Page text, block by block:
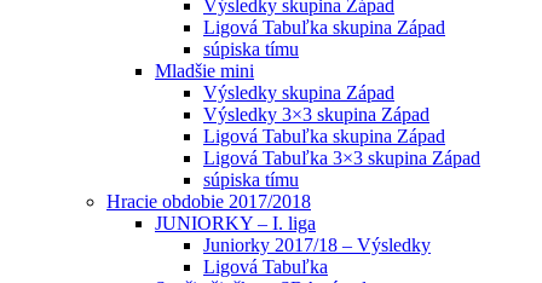
Výsledky skupina Západ
Ligová Tabuľka skupina Západ
súpiska tímu
Mladšie mini
Výsledky skupina Západ
Výsledky 3×3 skupina Západ
Ligová Tabuľka skupina Západ
Ligová Tabuľka 3×3 skupina Západ
súpiska tímu
Hracie obdobie 2017/2018
JUNIORKY – I. liga
Juniorky 2017/18 – Výsledky
Ligová Tabuľka